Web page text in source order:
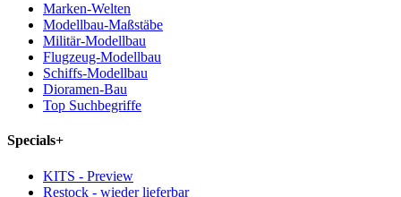
Marken-Welten
Modellbau-Maßstäbe
Militär-Modellbau
Flugzeug-Modellbau
Schiffs-Modellbau
Dioramen-Bau
Top Suchbegriffe
Specials+
KITS - Preview
Restock - wieder lieferbar